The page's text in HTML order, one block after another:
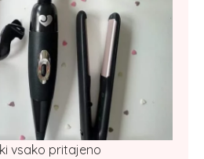
vsako pritajeno